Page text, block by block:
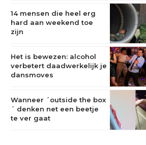
14 mensen die heel erg
hard aan weekend toe
zijn
Het is bewezen: alcohol
verbetert daadwerkelijk je
dansmoves
Wanneer ´outside the box
´ denken net een beetje
te ver gaat